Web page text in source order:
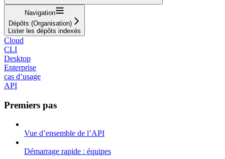
Navigation
Dépôts (Organisation)
Lister les dépôts indexés
Cloud
CLI
Desktop
Enterprise
cas d’usage
API
Premiers pas
Vue d’ensemble de l’API
Démarrage rapide : équipes